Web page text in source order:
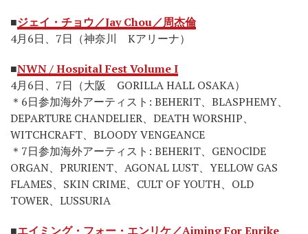
■ジェイ・チョウ／Jay Chou／周杰倫
4月6日、7日（神奈川 Kアリーナ）
■NWN / Hospital Fest Volume I
4月6日、7日（大阪 GORILLA HALL OSAKA）
＊6日参加海外アーティスト: BEHERIT、BLASPHEMY、
DEPARTURE CHANDELIER、DEATH WORSHIP、
WITCHCRAFT、BLOODY VENGEANCE
＊7日参加海外アーティスト: BEHERIT、GENOClDE
ORGAN、PRURIENT、AGONAL LUST、YELLOW GAS
FLAMES、SKIN CRIME、CULT OF YOUTH、OLD
TOWER、LUSSURIA
■エイミング・フォー・エンリケ／Aiming For Enrike